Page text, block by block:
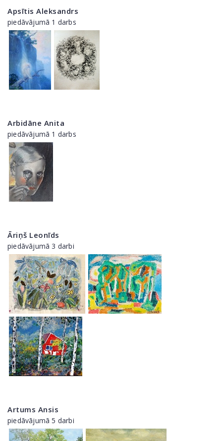
Apsītis Aleksandrs
piedāvājumā 1 darbs
Arbidāne Anita
piedāvājumā 1 darbs
Āriņš Leonīds
piedāvājumā 3 darbi
Artums Ansis
piedāvājumā 5 darbi